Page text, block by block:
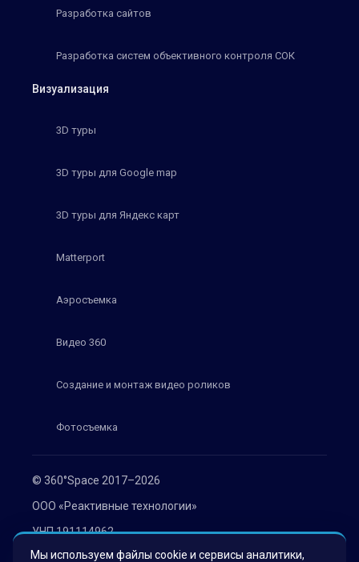
© 360°Space 2017–2026
ООО «Реактивные технологии»
УНП 191114962
г. Минск, ул. Мележа 1, офис 402
Разработка сайтов
Разработка систем объективного контроля СОК
Визуализация
3D туры
3D туры для Google map
3D туры для Яндекс карт
Matterport
Аэросъемка
Видео 360
Создание и монтаж видео роликов
Фотосъемка
Мы используем файлы cookie и сервисы аналитики,